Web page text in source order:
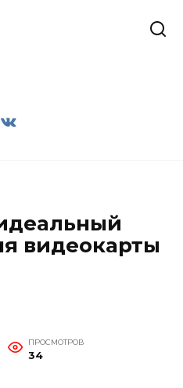
видеокарты
ПРОСМОТРОВ
34